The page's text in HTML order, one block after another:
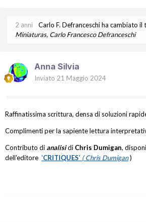
2 anni Carlo F. Defranceschiha cambiato il
Miniaturas, Carlo Francesco Defranceschi
Anna Silvia
Inviato 21 Maggio 2024
Raffinatissima scrittura, densa di soluzioni
Complimenti per la sapiente lettura
Contributo di analisidi Chris Dumigan,
dell'editore 'CRITIQUES' ( Chris Dumigan)